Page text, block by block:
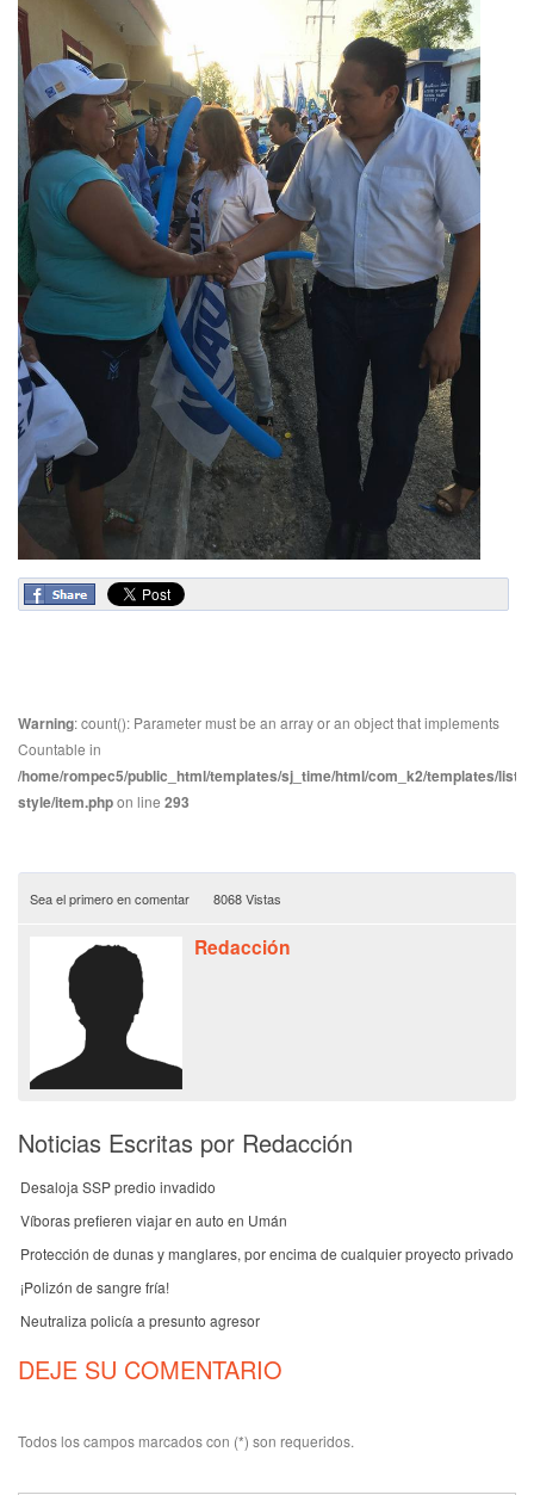
Warning: count(): Parameter must be an array or an object that implements
Countable in
/home/rompec5/public_html/templates/sj_time/html/com_k2/templates/
style/item.phpon line 293
Sea el primero en comentar 8068 Vistas
Redacción
Noticias Escritas por Redacción
Desaloja SSP predio invadido
Víboras prefieren viajar en auto en Umán
Protección de dunas y manglares, por encima de cualquier proyecto privado
¡Polizón de sangre fría!
Neutraliza policía a presunto agresor
DEJE SU COMENTARIO
Todos los campos marcados con (*) son requeridos.